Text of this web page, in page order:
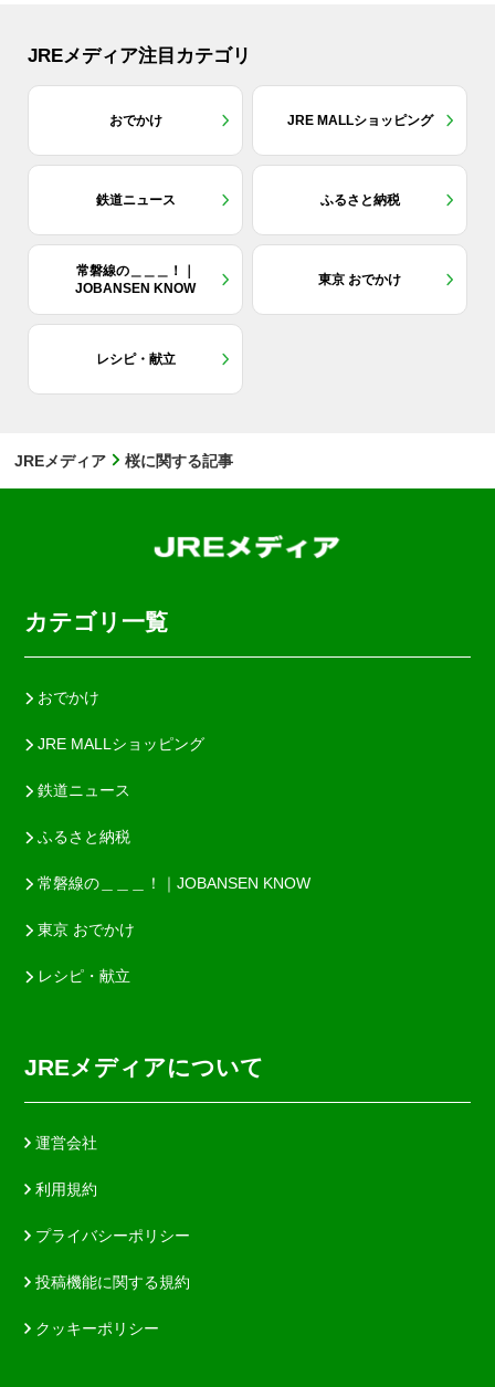
JREメディア注目カテゴリ
おでかけ JRE MALLショッピング
鉄道ニュース ふるさと納税
常磐線の＿＿＿！｜
JOBANSEN KNOW
東京 おでかけ
レシピ・献立
JREメディア 桜に関する記事
カテゴリ一覧
おでかけ
JRE MALLショッピング
鉄道ニュース
ふるさと納税
常磐線の＿＿＿！｜JOBANSEN KNOW
東京 おでかけ
レシピ・献立
JREメディアについて
運営会社
利用規約
プライバシーポリシー
投稿機能に関する規約
クッキーポリシー